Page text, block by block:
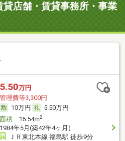
店舗・賃貸事務所・事業
5.50万円
管理費等3,300円
10万円
5.50万円
面積16.54m2
1984年5月(築42年4ヶ月)
ＪＲ東北本線 福島駅 徒歩9分